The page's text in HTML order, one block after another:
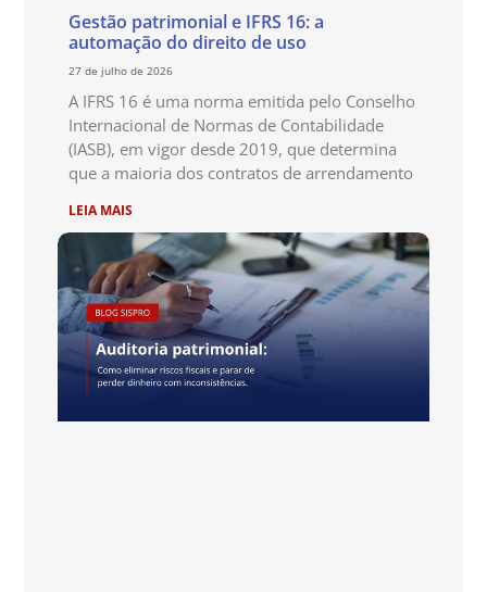
Gestão patrimonial e IFRS 16: a
automação do direito de uso
27 de julho de 2026
A IFRS 16 é uma norma emitida pelo Conselho
Internacional de Normas de Contabilidade
(IASB), em vigor desde 2019, que determina
que a maioria dos contratos de arrendamento
LEIA MAIS